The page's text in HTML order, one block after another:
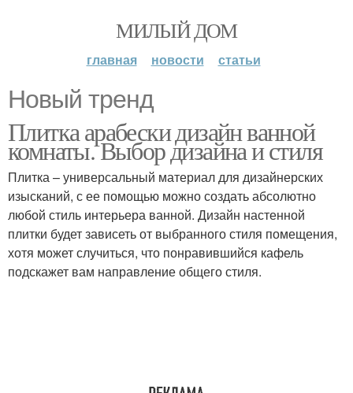
МИЛЫЙ ДОМ
главная новости статьи
Новый тренд
Плитка арабески дизайн ванной
комнаты. Выбор дизайна и стиля
Плитка – универсальный материал для дизайнерских
изысканий, с ее помощью можно создать абсолютно
любой стиль интерьера ванной. Дизайн настенной
плитки будет зависеть от выбранного стиля помещения,
хотя может случиться, что понравившийся кафель
подскажет вам направление общего стиля.